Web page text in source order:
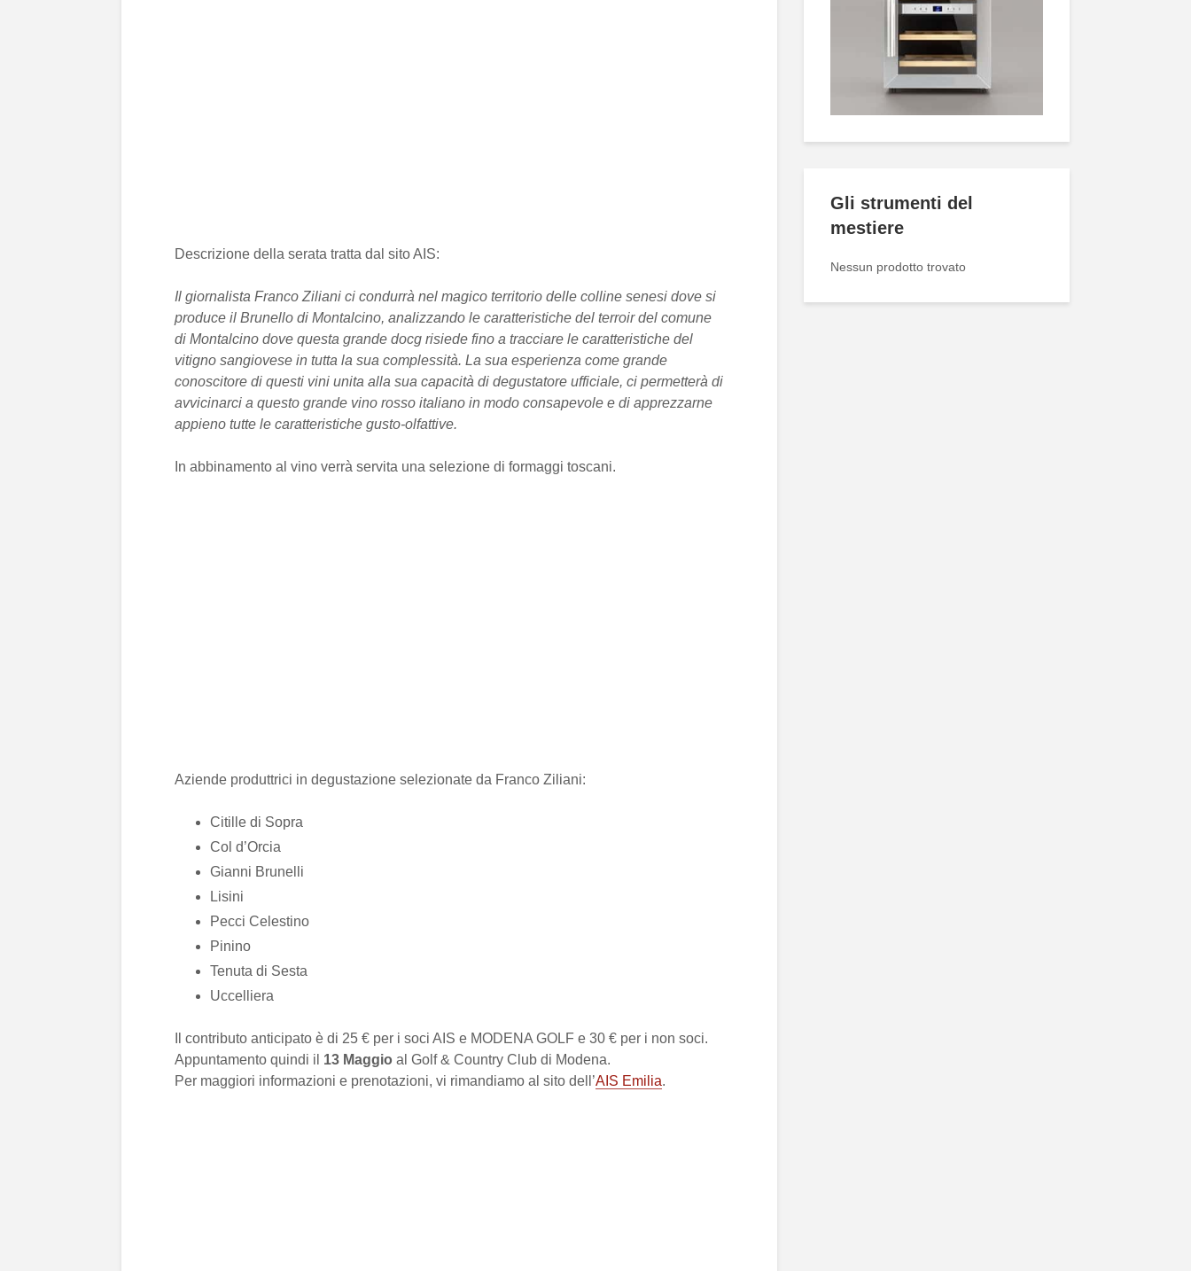
Descrizione della serata tratta dal sito AIS:
Il giornalista Franco Ziliani ci condurrà nel magico territorio delle colline senesi dove si
produce il Brunello di Montalcino, analizzando le caratteristiche del terroir del comune
di Montalcino dove questa grande docg risiede fino a tracciare le caratteristiche del
vitigno sangiovese in tutta la sua complessità. La sua esperienza come grande
conoscitore di questi vini unita alla sua capacità di degustatore ufficiale, ci permetterà di
avvicinarci a questo grande vino rosso italiano in modo consapevole e di apprezzarne
appieno tutte le caratteristiche gusto-olfattive.
In abbinamento al vino verrà servita una selezione di formaggi toscani.
Aziende produttrici in degustazione selezionate da Franco Ziliani:
Citille di Sopra
Col d’Orcia
Gianni Brunelli
Lisini
Pecci Celestino
Pinino
Tenuta di Sesta
Uccelliera
Il contributo anticipato è di 25 € per i soci AIS e MODENA GOLF e 30 € per i non soci.
Appuntamento quindi il 13 Maggio al Golf & Country Club di Modena.
Per maggiori informazioni e prenotazioni, vi rimandiamo al sito dell’AIS Emilia.
Gli strumenti del
mestiere
Nessun prodotto trovato